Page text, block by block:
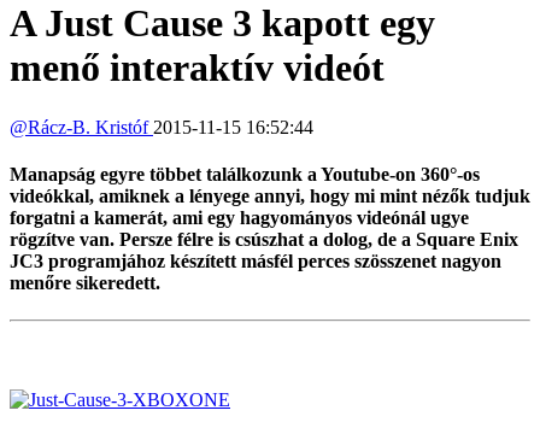
A Just Cause 3 kapott egy
menő interaktív videót
@Rácz-B. Kristóf 2015-11-15 16:52:44
Manapság egyre többet találkozunk a Youtube-on 360°-os
videókkal, amiknek a lényege annyi, hogy mi mint nézők tudjuk
forgatni a kamerát, ami egy hagyományos videónál ugye
rögzítve van. Persze félre is csúszhat a dolog, de a Square Enix
JC3 programjához készített másfél perces szösszenet nagyon
menőre sikeredett.